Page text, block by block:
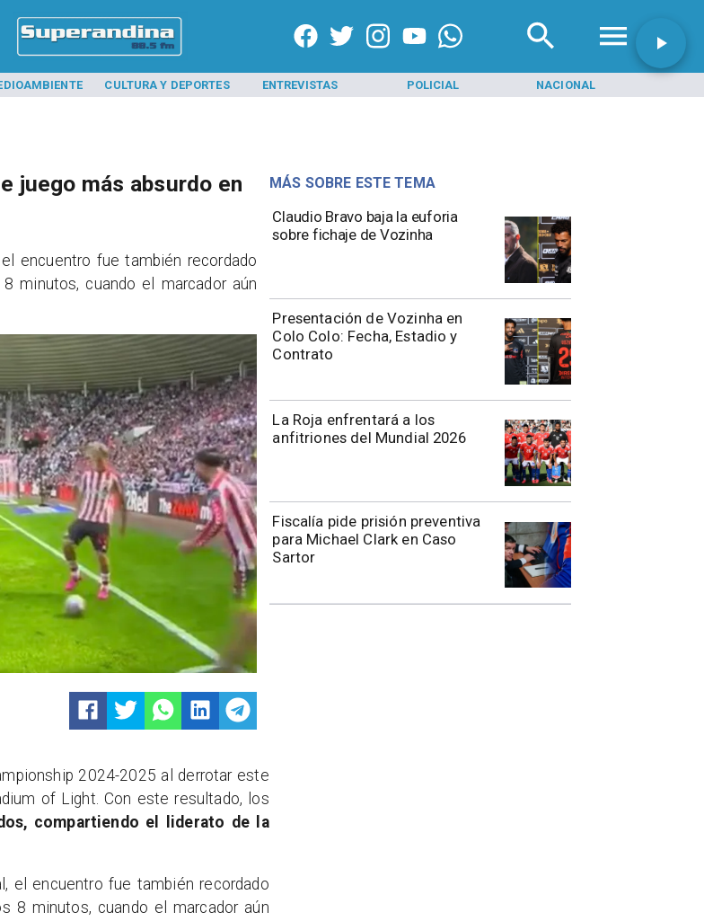
CULTURA Y DEPORTES ENTREVISTAS POLICIAL NACIONAL
Claudio Bravo baja la euforia
sobre fichaje de Vozinha
Presentación de Vozinha en
Colo Colo: Fecha, Estadio y
Contrato
La Roja enfrentará a los
anfitriones del Mundial 2026
Fiscalía pide prisión preventiva
para Michael Clark en Caso
Sartor
MÁS SOBRE ESTE TEMA
juego más absurdo en
encuentro fue también recordado
minutos, cuando el marcador aún
2024-2025 al derrotar este
of Light. Con este resultado, los
compartiendo el liderato de la
el encuentro fue también recordado
8 minutos, cuando el marcador aún